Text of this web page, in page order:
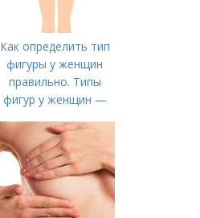
Как определить тип
фигуры у женщин
правильно. Типы
фигур у женщин —